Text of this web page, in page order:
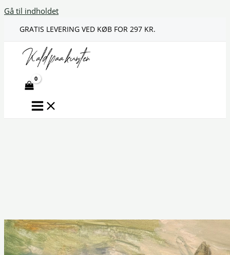
Gå til indholdet
GRATIS LEVERING VED KØB FOR 297 KR.